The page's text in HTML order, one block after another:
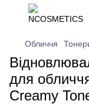
Обличчя
для
Creamy